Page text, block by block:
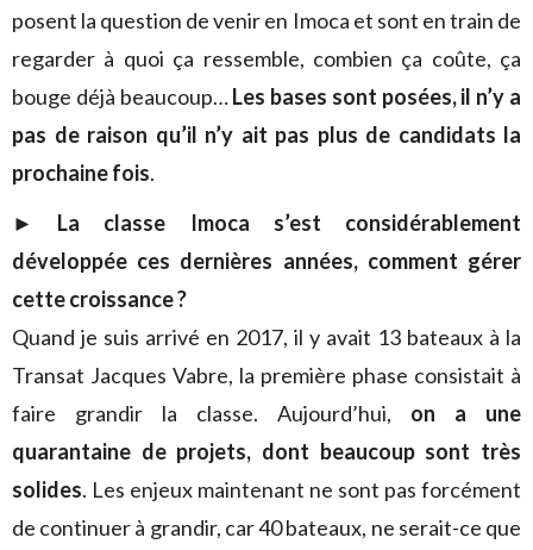
posent la question de venir en Imoca et sont en train de
regarder à quoi ça ressemble, combien ça coûte, ça
bouge déjà beaucoup…Les bases sont posées, il n’y a
pas de raison qu’il n’y ait pas plus de candidats la
prochaine fois.
► La classe Imoca s’est considérablement
développée ces dernières années, comment gérer
cette croissance ?
Quand je suis arrivé en 2017, il y avait 13 bateaux à la
Transat Jacques Vabre, la première phase consistait à
faire grandir la classe. Aujourd’hui, on a une
quarantaine de projets, dont beaucoup sont très
solides. Les enjeux maintenant ne sont pas forcément
de continuer à grandir, car 40 bateaux, ne serait-ce que